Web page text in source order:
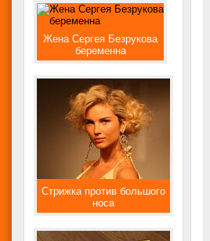
Жена Сергея Безрукова
беременна
Стрижка против большого
носа